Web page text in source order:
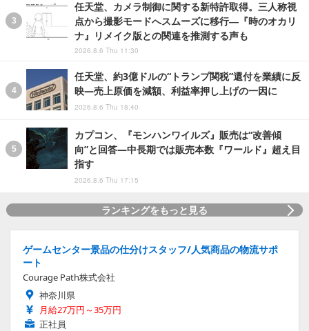
任天堂、カメラ制御に関する新特許取得。三人称視
点から撮影モードへスムーズに移行―『時のオカリ
ナ』リメイク版との関連を推測する声も
2026.8.6 Thu 11:30
任天堂、約3億ドルの“トランプ関税”還付を業績に反
映―売上原価を減額、利益率押し上げの一因に
2026.8.6 Thu 18:40
カプコン、『モンハンワイルズ』販売は“改善傾
向”と回答―中長期では販売本数『ワールド』超え目
指す
2026.8.6 Thu 17:15
ランキングをもっと見る
ゲームセンター景品の仕分けスタッフ/人気商品の物流サポ
ート
Courage Path株式会社
神奈川県
月給27万円～35万円
正社員